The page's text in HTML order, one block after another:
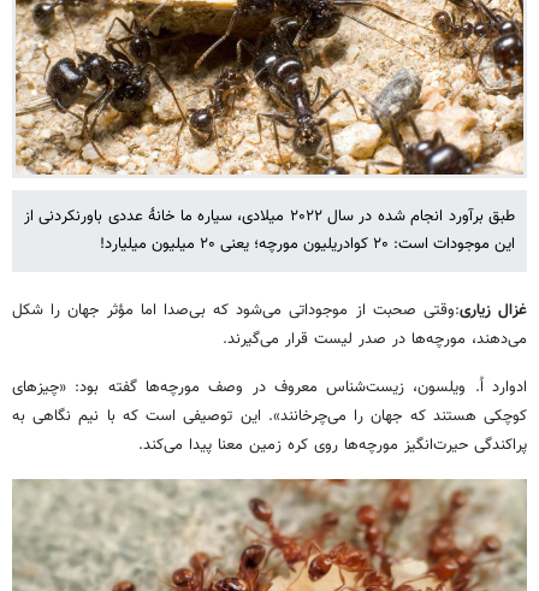
طبق برآورد انجام شده در سال ۲۰۲۲ میلادی، سیاره ما خانهٔ عددی باورنکردنی از
این موجودات است: ۲۰ کوادریلیون مورچه؛ یعنی ۲۰ میلیون میلیارد!
غزال زیاری:وقتی صحبت از موجوداتی می‌شود که بی‌صدا اما مؤثر جهان را شکل
می‌دهند، مورچه‌ها در صدر لیست قرار می‌گیرند.
ادوارد اُ. ویلسون، زیست‌شناس معروف در وصف مورچه‌ها گفته بود: «چیزهای
کوچکی هستند که جهان را می‌چرخانند». این توصیفی است که با نیم نگاهی به
پراکندگی حیرت‌انگیز مورچه‌ها روی کره زمین معنا پیدا می‌کند.